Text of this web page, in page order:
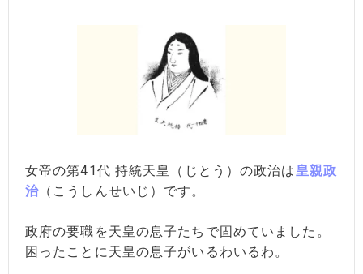
女帝の第41代 持統天皇（じとう）の政治は 皇親政
治 （こうしんせいじ）です。
政府の要職を天皇の息子たちで固めていました。
困ったことに天皇の息子がいるわいるわ。